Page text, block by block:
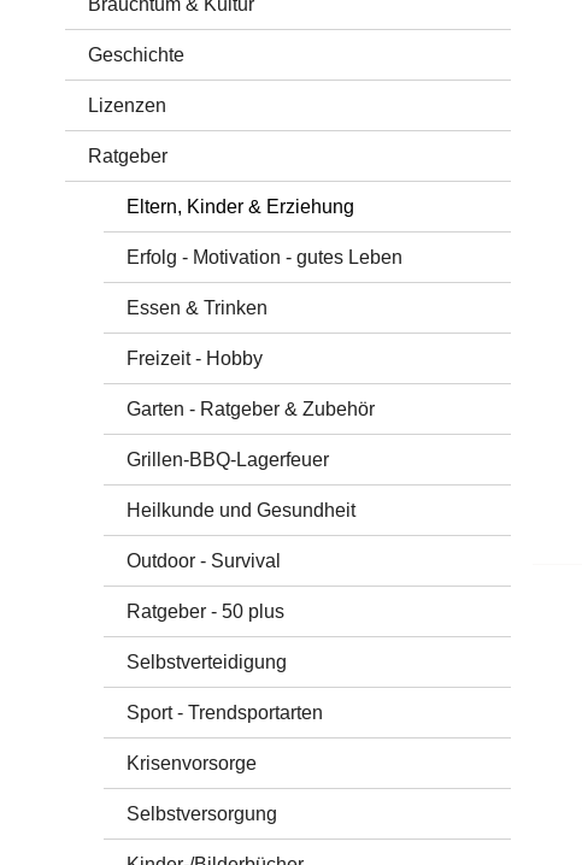
Brauchtum & Kultur
Geschichte
Lizenzen
Ratgeber
Eltern, Kinder & Erziehung
Erfolg - Motivation - gutes Leben
Essen & Trinken
Freizeit - Hobby
Garten - Ratgeber & Zubehör
Grillen-BBQ-Lagerfeuer
Heilkunde und Gesundheit
Outdoor - Survival
Ratgeber - 50 plus
Selbstverteidigung
Sport - Trendsportarten
Krisenvorsorge
Selbstversorgung